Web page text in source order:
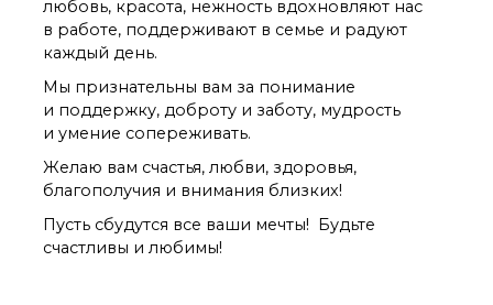
Библиотека
Инфоресурсы
Профком
Документы
Контакты
Основные
деятельности
Важнейшие
любовь, красота, нежность вдохновляют нас
в работе, поддерживают в семье и радуют
каждый день.
Мы признательны вам за понимание
и поддержку, доброту и заботу, мудрость
и умение сопереживать.
Желаю вам счастья, любви, здоровья,
благополучия и внимания близких!
Пусть сбудутся все ваши мечты! Будьте
счастливы и любимы!